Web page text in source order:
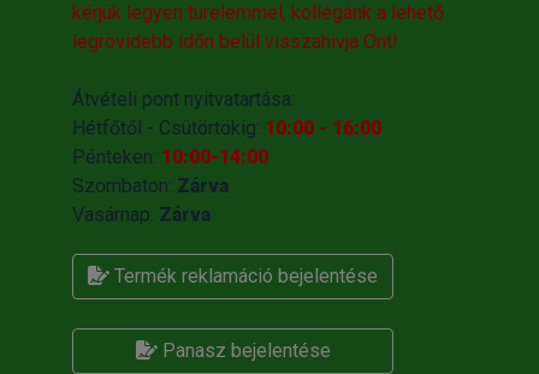
kérjük legyen türelemmel, kollégánk a lehető
legrövidebb időn belül visszahivja Önt!
Átvételi pont nyitvatartása:
Hétfőtől - Csütörtökig: 10:00 - 16:00
Pénteken: 10:00-14:00
Szombaton: Zárva
Vasárnap: Zárva
Termék reklamáció bejelentése
Panasz bejelentése